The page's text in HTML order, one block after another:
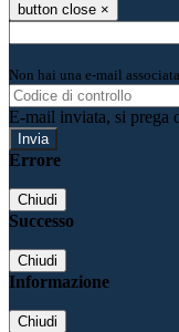
button close ×
Non hai una e-mail
E-mail inviata, si prega
Errore
Chiudi
Successo
Chiudi
Informazione
Chiudi